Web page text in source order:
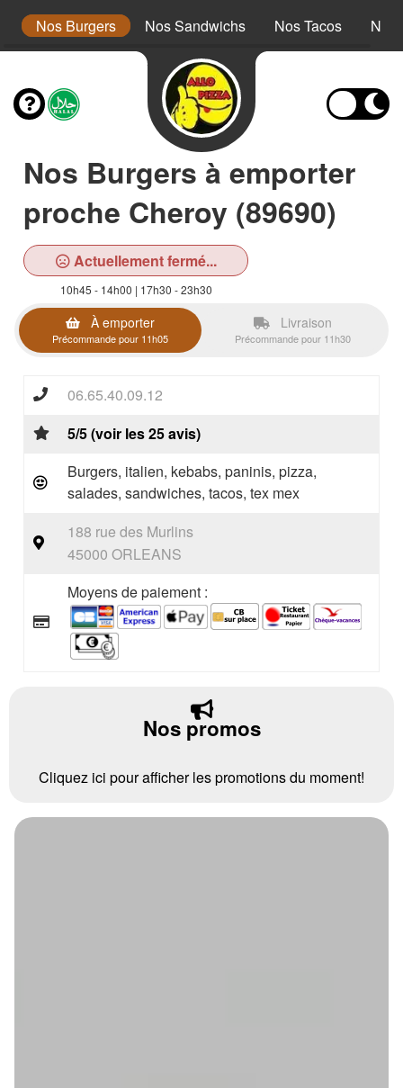
Nos Burgers Nos Sandwichs Nos Tacos Nos
Nos Burgers à emporter
proche Cheroy (89690)
Actuellement fermé...
10h45 - 14h00 | 17h30 - 23h30
À emporter
Précommande pour 11h05
Livraison
Précommande pour 11h30
06.65.40.09.12
5/5 (voir les 25 avis)
Burgers, italien, kebabs, paninis, pizza,
salades, sandwiches, tacos, tex mex
188 rue des Murlins
45000 ORLEANS
Moyens de paiement :
Nos promos
Cliquez ici pour afficher les promotions du moment!